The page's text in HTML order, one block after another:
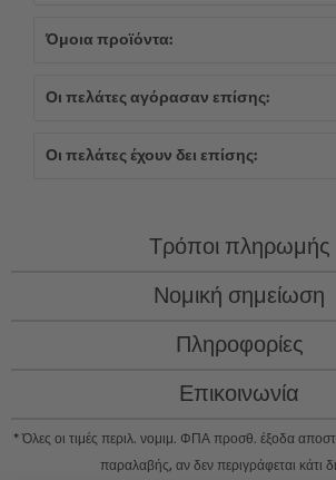
Όμοια προϊόντα:
Οι πελάτες αγόρασαν επίσης:
Οι πελάτες έχουν δει επίσης:
Τρόποι πληρωμής
Νομική σημείωση
Πληροφορίες
Επικοινωνία
* Όλες οι τιμές περιλ. νομιμ. ΦΠΑ προσθ. έξοδα
παραλαβής, αν δεν περιγράφεται κάτι